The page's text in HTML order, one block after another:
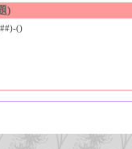
)
()